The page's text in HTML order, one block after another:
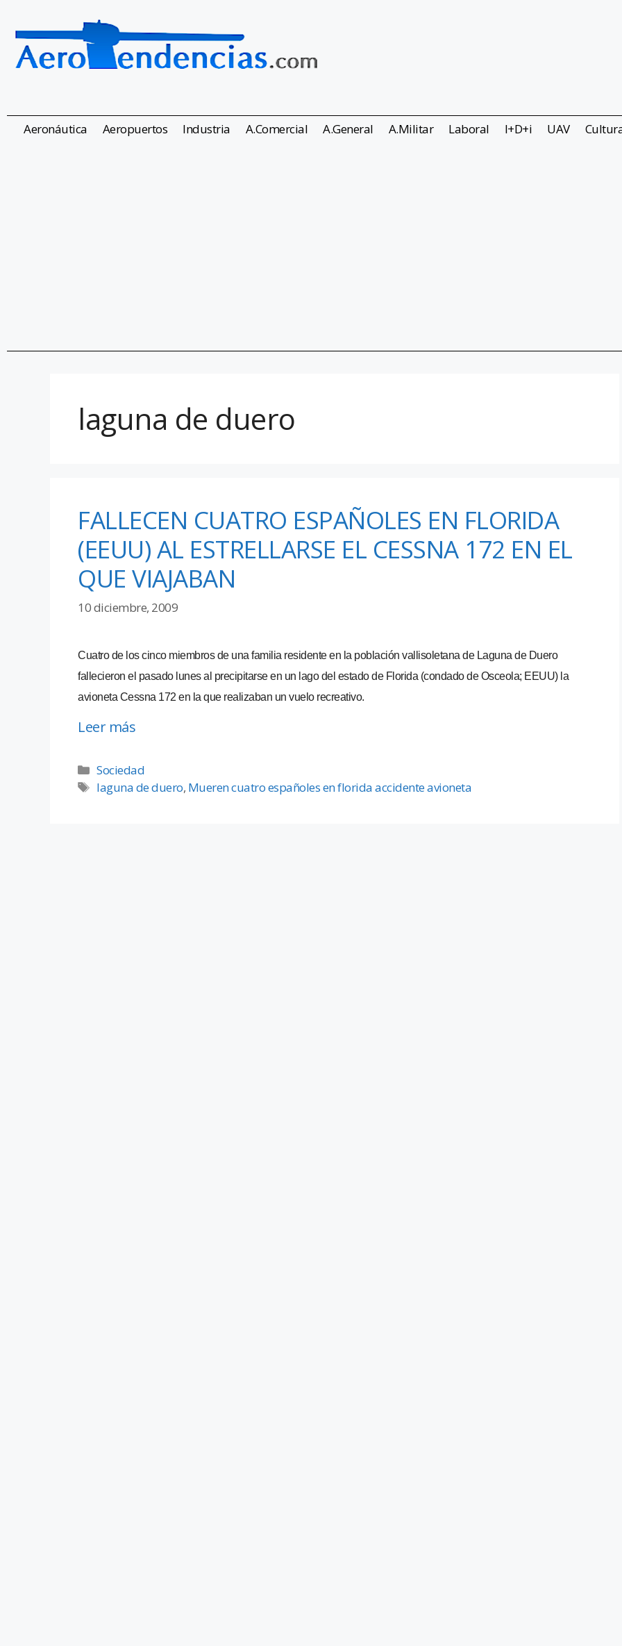
Aeronáutica Aeropuertos Industria A.Comercial A.General A.Militar Laboral I+D+i UAV
laguna de duero
FALLECEN CUATRO ESPAÑOLES EN FLORIDA
(EEUU) AL ESTRELLARSE EL CESSNA 172 EN EL
QUE VIAJABAN
10 diciembre, 2009
Cuatro de los cinco miembros de una familia residente en la población vallisoletana de Laguna de Duero
fallecieron el pasado lunes al precipitarse en un lago del estado de Florida (condado de Osceola; EEUU) la
avioneta Cessna 172 en la que realizaban un vuelo recreativo.
Leer más
Sociedad
laguna de duero, Mueren cuatro españoles en florida accidente avioneta